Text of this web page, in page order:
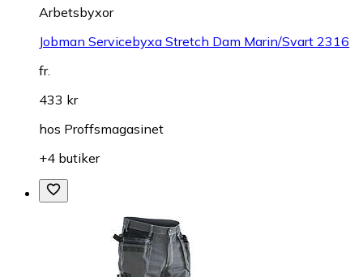
Arbetsbyxor
Jobman Servicebyxa Stretch Dam Marin/Svart 2316
fr.
433 kr
hos Proffsmagasinet
+4 butiker